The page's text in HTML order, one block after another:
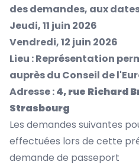
des demandes, aux
Jeudi, 11 juin 2026
Vendredi, 12 juin
Lieu : Représentation
auprès du Conseil de
Adresse :4, rue Richard
Strasbourg
Les demandes suivantes
effectuées lors de cette
demande de passeport